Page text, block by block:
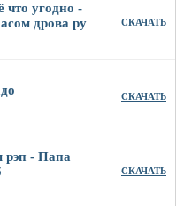
что угодно -
дрова ру
СКАЧАТЬ
СКАЧАТЬ
рэп - Папа
СКАЧАТЬ